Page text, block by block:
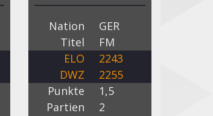
Nation
GER
Titel
FM
ELO
2243
DWZ
2255
Punkte
1,5
Partien
2